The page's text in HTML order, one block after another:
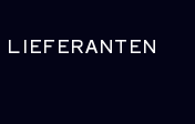
LIEFERANTEN